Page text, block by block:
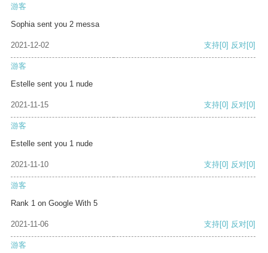
游客
Sophia sent you 2 messa
2021-12-02 支持[0] 反对[0]
游客
Estelle sent you 1 nude
2021-11-15 支持[0] 反对[0]
游客
Estelle sent you 1 nude
2021-11-10 支持[0] 反对[0]
游客
Rank 1 on Google With 5
2021-11-06 支持[0] 反对[0]
游客